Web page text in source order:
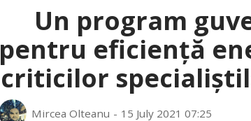
Un program
pentru eficiență
criticilor
Mircea Olteanu 15 July 2021 07:25